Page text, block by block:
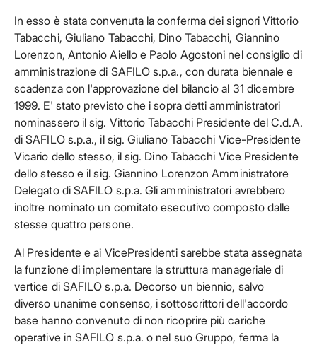
In esso è stata convenuta la conferma dei signori Vittorio
Tabacchi, Giuliano Tabacchi, Dino Tabacchi, Giannino
Lorenzon, Antonio Aiello e Paolo Agostoni nel consiglio di
amministrazione di SAFILO s.p.a., con durata biennale e
scadenza con l'approvazione del bilancio al 31 dicembre
1999. E' stato previsto che i sopra detti amministratori
nominassero il sig. Vittorio Tabacchi Presidente del C.d.A.
di SAFILO s.p.a., il sig. Giuliano Tabacchi Vice-Presidente
Vicario dello stesso, il sig. Dino Tabacchi Vice Presidente
dello stesso e il sig. Giannino Lorenzon Amministratore
Delegato di SAFILO s.p.a. Gli amministratori avrebbero
inoltre nominato un comitato esecutivo composto dalle
stesse quattro persone.
Al Presidente e ai VicePresidenti sarebbe stata assegnata
la funzione di implementare la struttura manageriale di
vertice di SAFILO s.p.a. Decorso un biennio, salvo
diverso unanime consenso, i sottoscrittori dell'accordo
base hanno convenuto di non ricoprire più cariche
operative in SAFILO s.p.a. o nel suo Gruppo, ferma la